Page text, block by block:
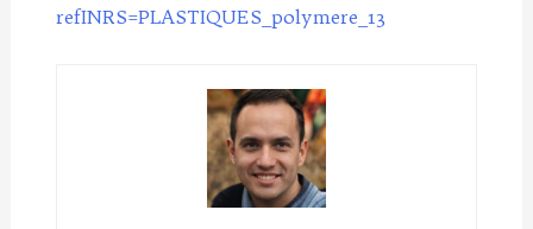
refINRS=PLASTIQUES_polymere_13